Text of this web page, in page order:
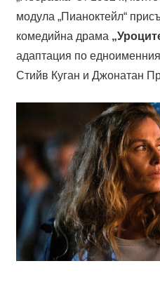
модула „Пианоктейл“
комедийна драма
адаптация по
Стийв Куган и Джонатан